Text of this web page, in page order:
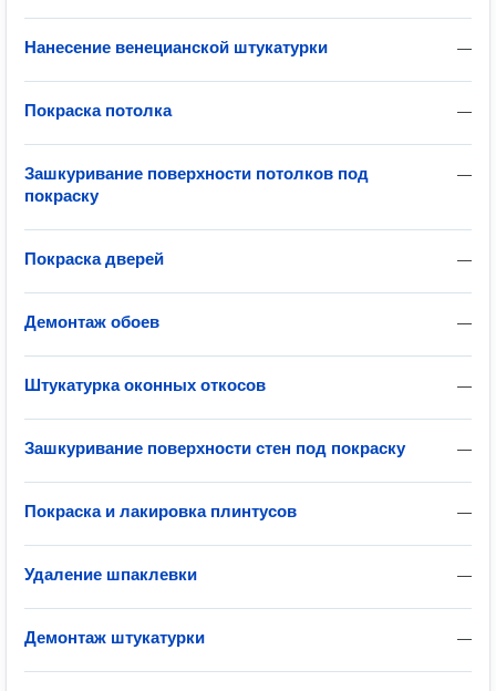
—
Нанесение венецианской штукатурки
—
Покраска потолка
—
Зашкуривание поверхности потолков под
покраску
—
Покраска дверей
—
Демонтаж обоев
—
Штукатурка оконных откосов
—
Зашкуривание поверхности стен под покраску
—
Покраска и лакировка плинтусов
—
Удаление шпаклевки
—
Демонтаж штукатурки